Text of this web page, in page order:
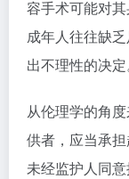
容手术可能对
成年人往往缺
出不理性的决定
从伦理学的角
供者，应当承
未经监护人同